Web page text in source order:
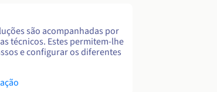
são acompanhadas por
técnicos. Estes permitem-lhe
e configurar os diferentes